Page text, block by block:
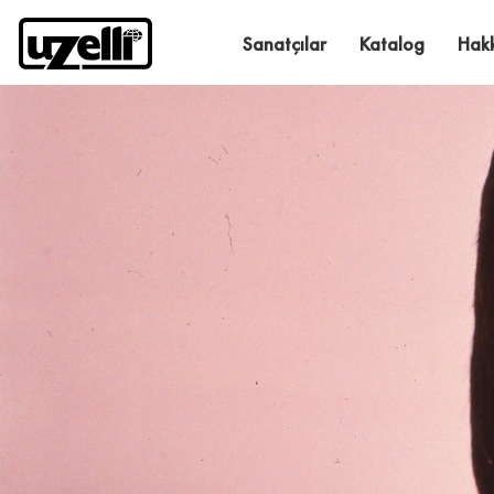
Sanatçılar Katalog